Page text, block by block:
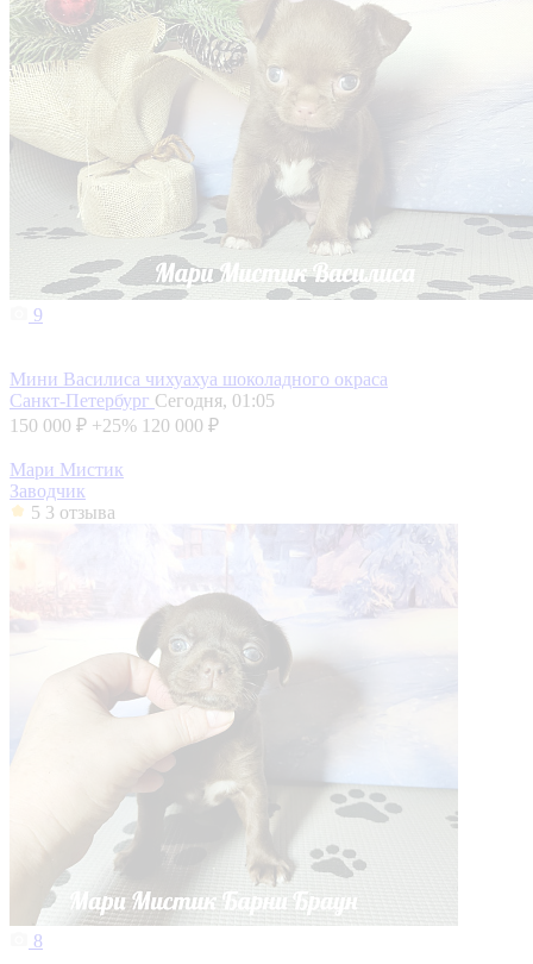
9
Мини Василиса чихуахуа шоколадного окраса
Санкт-Петербург Сегодня, 01:05
150 000 ₽ +25% 120 000 ₽
Мари Мистик
Заводчик
5 3 отзыва
8